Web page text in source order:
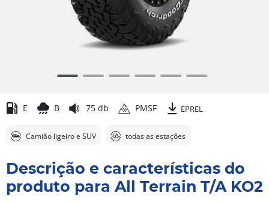
6E B 75 db PMSF EPREL
Camião ligeiro e SUV todas as estações
Descrição e características do
produto para All Terrain T/A KO2